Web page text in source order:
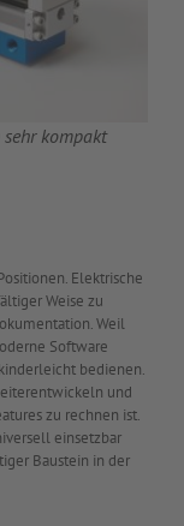
kompakt
Elektrische
Weise zu
Weil
Software
bedienen.
und
zu rechnen ist.
einsetzbar
Baustein in der